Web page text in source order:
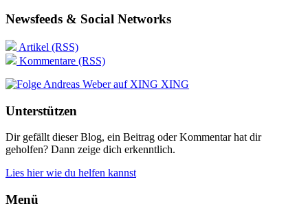
Newsfeeds & Social Networks
Artikel (RSS)
Kommentare (RSS)
XING
Unterstützen
Dir gefällt dieser Blog, ein Beitrag oder Kommentar hat dir
geholfen? Dann zeige dich erkenntlich.
Lies hier wie du helfen kannst
Menü